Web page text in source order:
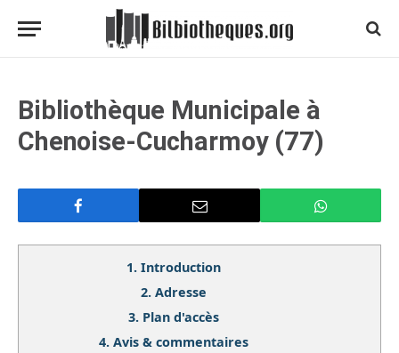
Bibliothèque Municipale à
Chenoise-Cucharmoy (77)
1. Introduction
2. Adresse
3. Plan d'accès
4. Avis & commentaires